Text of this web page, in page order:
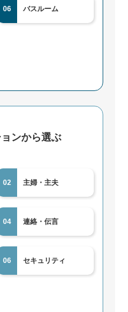
06 バスルーム
ンから選ぶ
02 主婦・主夫
04 連絡・伝言
06 セキュリティ